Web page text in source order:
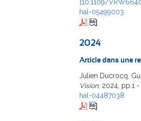
⟨10.1109/
hal-05499003
2024
Article dans une
Julien Ducrocq,
Vision, 2024, pp.1 -
hal-04487038